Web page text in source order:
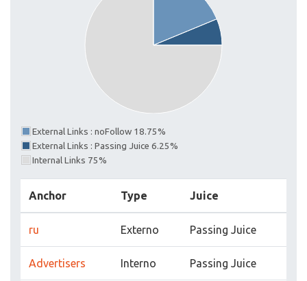
External Links : noFollow 18.75%
External Links : Passing Juice 6.25%
Internal Links 75%
Anchor Type Juice
ru Externo Passing Juice
Advertisers Interno Passing Juice